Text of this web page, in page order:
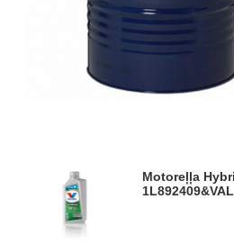
Motoreļļa Hybrid C5 0W20
1L892409&VAL